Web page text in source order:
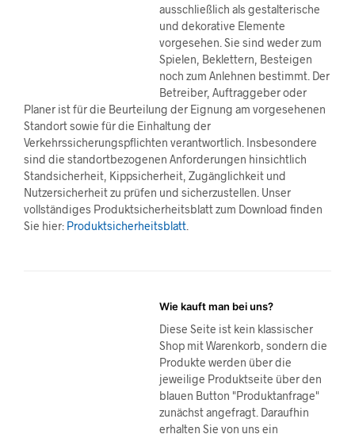
ausschließlich als gestalterische
und dekorative Elemente
vorgesehen. Sie sind weder zum
Spielen, Beklettern, Besteigen
noch zum Anlehnen bestimmt. Der
Betreiber, Auftraggeber oder
Planer ist für die Beurteilung der Eignung am vorgesehenen
Standort sowie für die Einhaltung der
Verkehrssicherungspflichten verantwortlich. Insbesondere
sind die standortbezogenen Anforderungen hinsichtlich
Standsicherheit, Kippsicherheit, Zugänglichkeit und
Nutzersicherheit zu prüfen und sicherzustellen. Unser
vollständiges Produktsicherheitsblatt zum Download finden
Sie hier: Produktsicherheitsblatt
Wie kauft man bei uns?
Diese Seite ist kein klassischer
Shop mit Warenkorb, sondern die
Produkte werden über die
jeweilige Produktseite über den
blauen Button "Produktanfrage"
zunächst angefragt. Daraufhin
erhalten Sie von uns ein